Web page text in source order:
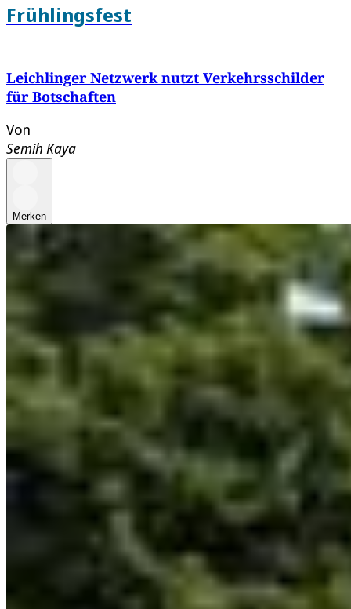
Frühlingsfest
Leichlinger Netzwerk nutzt Verkehrsschilder
für Botschaften
Von
Semih Kaya
Merken